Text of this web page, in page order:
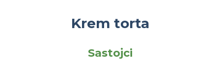
Krem torta
Sastojci